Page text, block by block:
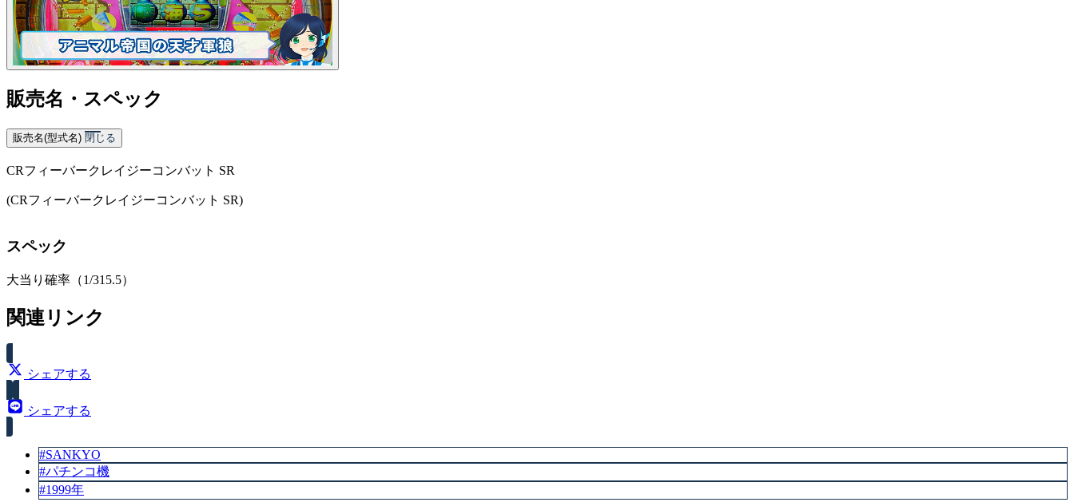
販売名・スペック
販売名(型式名) 閉じる
CRフィーバークレイジーコンバット SR
(CRフィーバークレイジーコンバット SR)
スペック
大当り確率（1/315.5）
関連リンク
シェアする
シェアする
#SANKYO
#パチンコ機
#1999年